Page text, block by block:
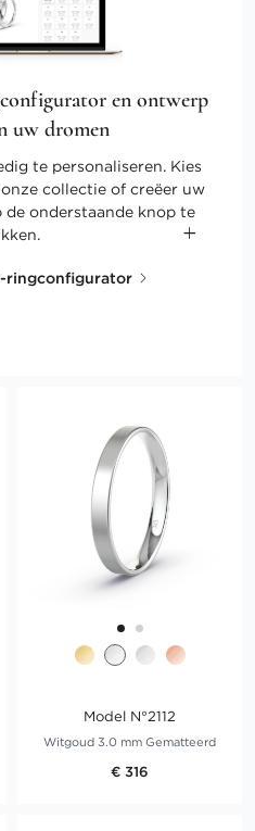
en ontwerp
uw dromen
te personaliseren. Kies
collectie of creëer uw
onderstaande knop te
ringconfigurator
Model N°2112
Witgoud 3.0 mm Gematteerd
€ 316